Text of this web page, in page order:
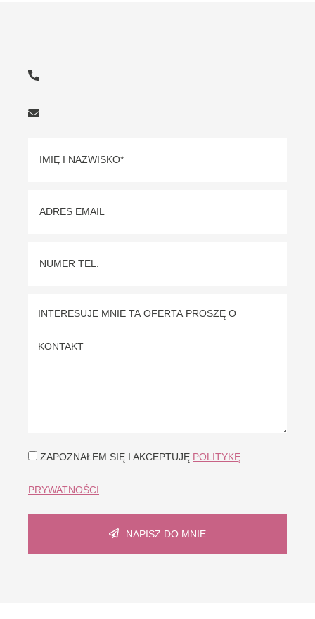
ZAPOZNAŁEM SIĘ I AKCEPTUJĘ POLITYKĘ
PRYWATNOŚCI
NAPISZ DO MNIE